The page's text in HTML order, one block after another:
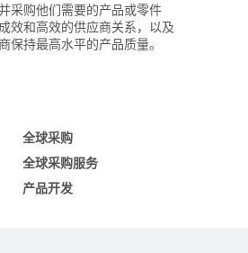
采购他们需要的产品或零件
效和高效的供应商关系，以及
保持最高水平的产品质量。
全球采购
全球采购服务
产品开发